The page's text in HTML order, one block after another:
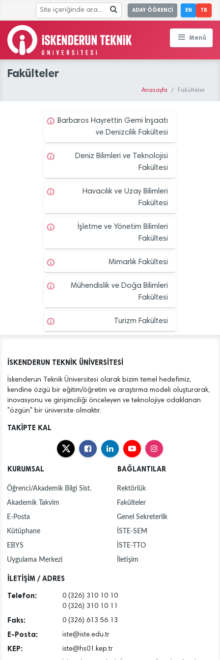
ADAY ÖĞRENCİ EN TR
Menü
Fakülteler
Anasayfa Fakülteler
Barbaros Hayrettin Gemi İnşaatı
ve Denizcilik Fakültesi
Deniz Bilimleri ve Teknolojisi
Fakültesi
Havacılık ve Uzay Bilimleri
Fakültesi
İşletme ve Yönetim Bilimleri
Fakültesi
Mimarlık Fakültesi
Mühendislik ve Doğa Bilimleri
Fakültesi
Turizm Fakültesi
İSKENDERUN TEKNİK ÜNİVERSİTESİ
İskenderun Teknik Üniversitesi olarak bizim temel hedefimiz,
kendine özgü bir eğitim/öğretim ve araştırma modeli oluşturarak,
inovasyonu ve girişimciliği önceleyen ve teknolojiye odaklanan
"özgün" bir üniversite olmaktır.
TAKİPTE KAL
KURUMSAL
Öğrenci/Akademik Bilgi Sist.
Akademik Takvim
E-Posta
Kütüphane
EBYS
Uygulama Merkezi
BAĞLANTILAR
Rektörlük
Fakülteler
Genel Sekreterlik
İSTE-SEM
İSTE-TTO
İletişim
İLETİŞİM / ADRES
Telefon:
0 (326) 310 10 10
0 (326) 310 10 11
Faks: 0 (326) 613 56 13
E-Posta: iste@iste.edu.tr
KEP: iste@hs01.kep.tr